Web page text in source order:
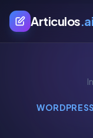
Articulos.ai
WORDPRESS